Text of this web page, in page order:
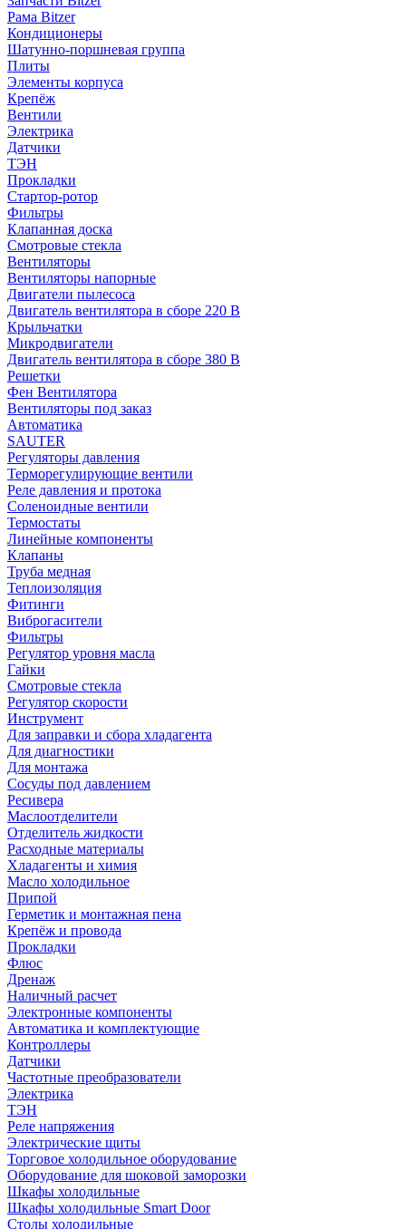
Рама Bitzer
Кондиционеры
Шатунно-поршневая группа
Плиты
Элементы корпуса
Крепёж
Вентили
Электрика
Датчики
ТЭН
Прокладки
Стартор-ротор
Фильтры
Клапанная доска
Смотровые стекла
Вентиляторы
Вентиляторы напорные
Двигатели пылесоса
Двигатель вентилятора в сборе 220 В
Крыльчатки
Микродвигатели
Двигатель вентилятора в сборе 380 В
Решетки
Фен Вентилятора
Вентиляторы под заказ
Автоматика
SAUTER
Регуляторы давления
Терморегулирующие вентили
Реле давления и протока
Соленоидные вентили
Термостаты
Линейные компоненты
Клапаны
Труба медная
Теплоизоляция
Фитинги
Виброгасители
Фильтры
Регулятор уровня масла
Гайки
Смотровые стекла
Регулятор скорости
Инструмент
Для заправки и сбора хладагента
Для диагностики
Для монтажа
Сосуды под давлением
Ресивера
Маслоотделители
Отделитель жидкости
Расходные материалы
Хладагенты и химия
Масло холодильное
Припой
Герметик и монтажная пена
Крепёж и провода
Прокладки
Флюс
Дренаж
Наличный расчет
Электронные компоненты
Автоматика и комплектующие
Контроллеры
Датчики
Частотные преобразователи
Электрика
ТЭН
Реле напряжения
Электрические щиты
Торговое холодильное оборудование
Оборудование для шоковой заморозки
Шкафы холодильные
Шкафы холодильные Smart Door
Столы холодильные